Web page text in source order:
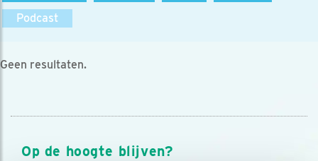
Podcast
Geen resultaten.
Op de hoogte blijven?